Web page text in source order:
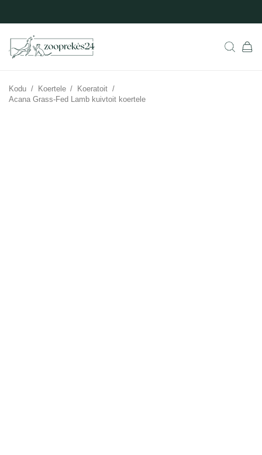
Kodu / Koertele / Koeratoit /
Acana Grass-Fed Lamb kuivtoit koertele